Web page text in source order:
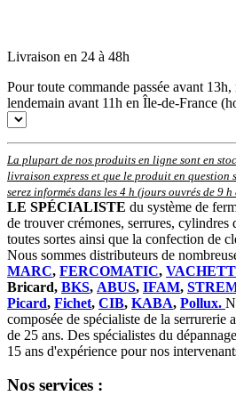
Livraison en 24 à 48h
Pour toute commande passée avant
lendemain avant 11h en Île-de-France
La plupart de nos produits en ligne sont en
livraison express et que le produit en question
serez informés dans les 4 h (jours ouvrés de 9 h
LE SPÉCIALISTE du système de
de trouver crémones, serrures, cylindres
toutes sortes ainsi que la confection de
Nous sommes distributeurs de
MARC, FERCOMATIC,
Bricard, BKS, ABUS, IFAM,
Picard, Fichet, CIB, KABA, Pollux.
composée de spécialiste de la serrurerie
de 25 ans. Des spécialistes du
15 ans d'expérience pour nos
Nos services :